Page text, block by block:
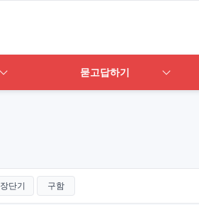
묻고답하기
장단기 구함